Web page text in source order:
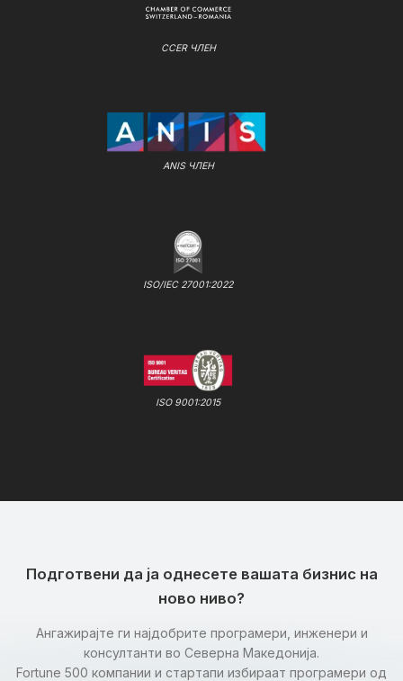
CCER ЧЛЕН
ANIS ЧЛЕН
ISO/IEC 27001:2022
ISO 9001:2015
Подготвени да ја однесете вашата бизнис на
ново ниво?
Ангажирајте ги најдобрите програмери, инженери и
консултанти во Северна Македонија.
Fortune 500 компании и стартапи избираат програмери од